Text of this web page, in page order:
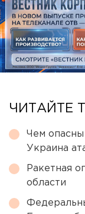
ЧИТАЙТЕ
Чем
Украина
Ракетная
области